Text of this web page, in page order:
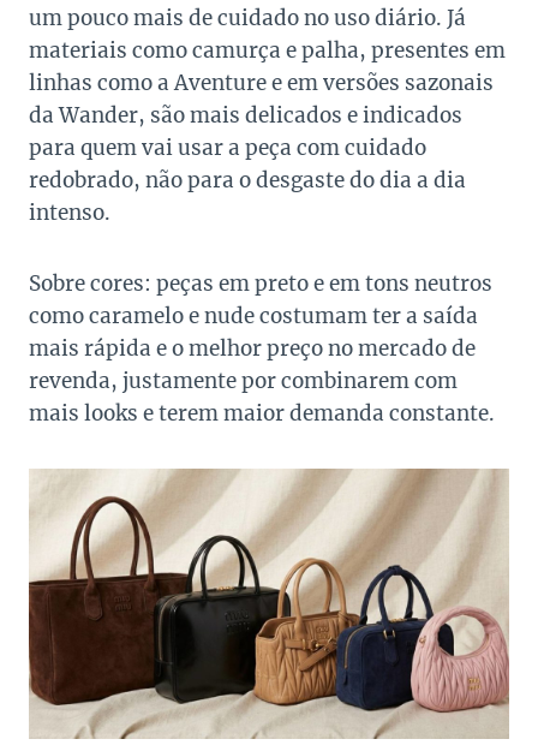
um pouco mais de cuidado no uso diário. Já
materiais como camurça e palha, presentes em
linhas como a Aventure e em versões sazonais
da Wander, são mais delicados e indicados
para quem vai usar a peça com cuidado
redobrado, não para o desgaste do dia a dia
intenso.
Sobre cores: peças em preto e em tons neutros
como caramelo e nude costumam ter a saída
mais rápida e o melhor preço no mercado de
revenda, justamente por combinarem com
mais looks e terem maior demanda constante.